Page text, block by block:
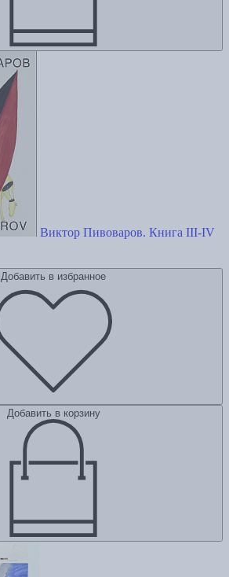
Виктор Пивоваров. Книга III-IV
Добавить в избранное
Добавить в корзину